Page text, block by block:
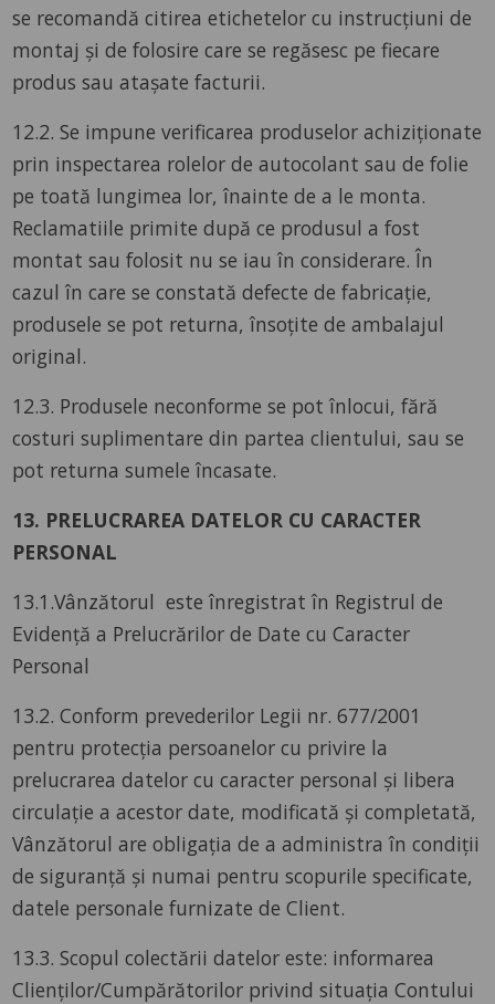
se recomandă citirea etichetelor cu instrucțiuni de
montaj și de folosire care se regăsesc pe fiecare
produs sau atașate facturii.
12.2. Se impune verificarea produselor achiziționate
prin inspectarea rolelor de autocolant sau de folie
pe toată lungimea lor, înainte de a le monta.
Reclamatiile primite după ce produsul a fost
montat sau folosit nu se iau în considerare. În
cazul în care se constată defecte de fabricație,
produsele se pot returna, însoțite de ambalajul
original.
12.3. Produsele neconforme se pot înlocui, fără
costuri suplimentare din partea clientului, sau se
pot returna sumele încasate.
13. PRELUCRAREA DATELOR CU CARACTER
PERSONAL
13.1.Vânzătorul este înregistrat în Registrul de
Evidență a Prelucrărilor de Date cu Caracter
Personal
13.2. Conform prevederilor Legii nr. 677/2001
pentru protecția persoanelor cu privire la
prelucrarea datelor cu caracter personal și libera
circulație a acestor date, modificată și completată,
Vânzătorul are obligația de a administra în condiții
de siguranță și numai pentru scopurile specificate,
datele personale furnizate de Client.
13.3. Scopul colectării datelor este: informarea
Clienților/Cumpărătorilor privind situația Contului